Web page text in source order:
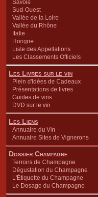
Savoie
Sud-Ouest
Vallée de la Loire
Vallée du Rhône
Italie
Hongrie
Liste des Appellations
Les Classements Officiels
Les Livres sur le vin
Plein d'Idées de Cadeaux
Présentations de livres
Guides de vins
DVD sur le vin
Les Liens
Annuaire du Vin
Annuaire Sites de Vignerons
Dossier Champagne
Terroirs de Champagne
Dégustation du Champagne
L'Étiquette du Champagne
Le Dosage du Champagne